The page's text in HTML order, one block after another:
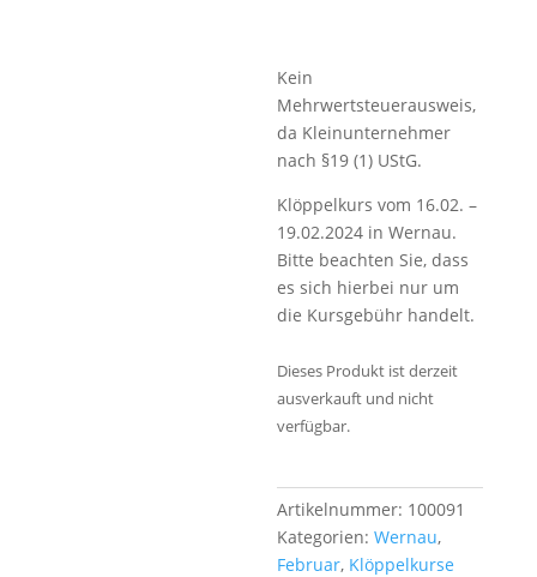
Kein
Mehrwertsteuerausweis,
da Kleinunternehmer
nach §19 (1) UStG.
Klöppelkurs vom 16.02. –
19.02.2024 in Wernau.
Bitte beachten Sie, dass
es sich hierbei nur um
die Kursgebühr handelt.
Dieses Produkt ist derzeit
ausverkauft und nicht
verfügbar.
Artikelnummer: 100091
Kategorien:Wernau,
Februar, Klöppelkurse